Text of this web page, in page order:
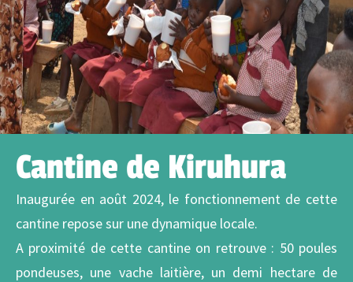
Cantine de Kiruhura
Inaugurée en août 2024, le fonctionnement de cette
cantine repose sur une dynamique locale.
A proximité de cette cantine on retrouve : 50 poules
pondeuses, une vache laitière, un demi hectare de